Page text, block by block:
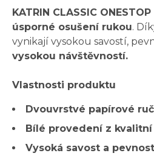
KATRIN CLASSIC
úsporné osušení rukou.
vynikají vysokou savostí,
vysokou návštěvností.
Vlastnosti produktu
Dvouvrstvé papírové
Bílé provedení z
Vysoká savost a